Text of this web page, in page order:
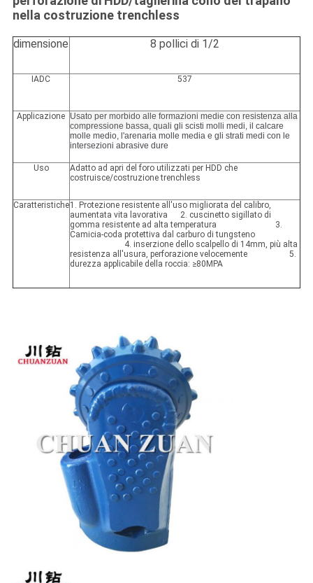
nella costruzione trenchless
dimensione 8 pollici di 1/2
IADC 537
Applicazione Usato per morbido alle formazioni medie con resistenza alla
compressione bassa, quali gli scisti molli medi, il calcare
molle medio, l'arenaria molle media e gli strati medi con le
intersezioni abrasive dure
Uso
Adatto ad apri del foro utilizzati per HDD che
costruisce/costruzione trenchless
Caratteristiche1. Protezione resistente all'uso migliorata del calibro,
aumentata vita lavorativa 2. cuscinetto sigillato di
gomma resistente ad alta temperatura 3.
Camicia-coda protettiva dal carburo di tungsteno
4. inserzione dello scalpello di 14mm, più alta
resistenza all'usura, perforazione velocemente 5.
durezza applicabile della roccia: ≥80MPA